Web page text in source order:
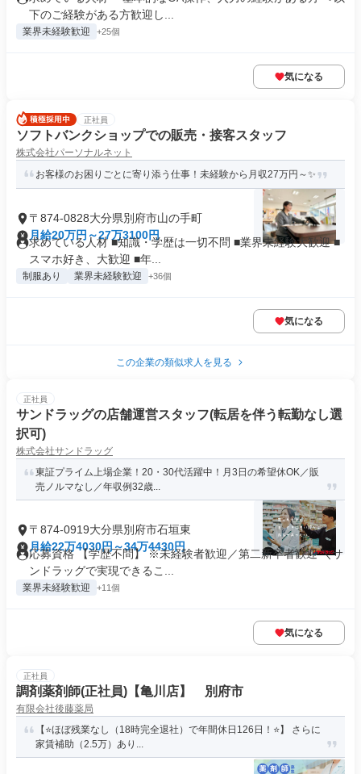
下のご経験がある方歓迎し...
業界未経験歓迎 +25個
気になる
正社員
ソフトバンクショップでの販売・接客スタッフ
株式会社パーソナルネット
お客様のお困りごとに寄り添う仕事！未経験から月収27万円～✨
〒874-0828大分県別府市山の手町
月給20万円～27万3100円
求めている人材 ■知識・学歴は一切不問 ■業界未経験大歓迎 ■
スマホ好き、大歓迎 ■年...
制服あり 業界未経験歓迎 +36個
気になる
この企業の類似求人を見る
正社員
サンドラッグの店舗運営スタッフ(転居を伴う転勤なし選
択可)
株式会社サンドラッグ
東証プライム上場企業！20・30代活躍中！月3日の希望休OK／販
売ノルマなし／年収例32歳...
〒874-0919大分県別府市石垣東
月給22万4030円～34万4430円
応募資格 【学歴不問】 ※未経験者歓迎／第二新卒者歓迎 ＼サ
ンドラッグで実現できるこ...
業界未経験歓迎 +11個
気になる
正社員
調剤薬剤師(正社員)【亀川店】 別府市
有限会社後藤薬局
【⭐ほぼ残業なし（18時完全退社）で年間休日126日！⭐】 さらに
家賃補助（2.5万）あり...